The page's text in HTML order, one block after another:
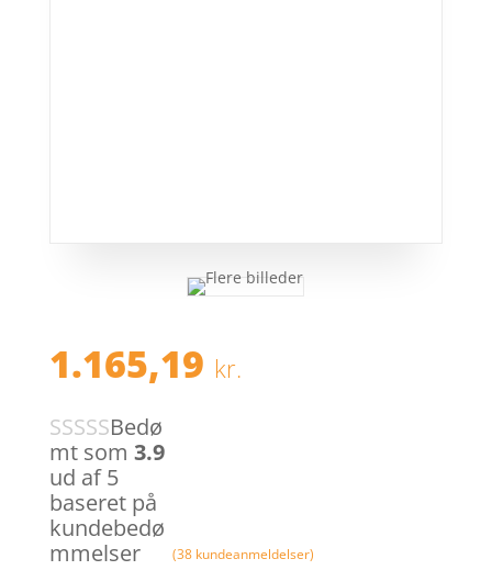
1.165,19 kr.
Bedø
mt som 3.9
ud af 5
baseret på
kundebedø
mmelser
(38kundeanmeldelser)